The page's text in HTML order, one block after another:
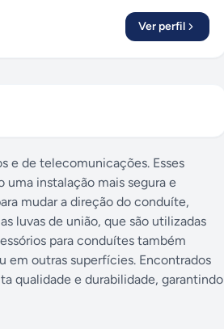
Ver perfil
e de telecomunicações. Esses
uma instalação mais segura e
mudar a direção do conduíte,
luvas de união, que são utilizadas
para conduítes também
em outras superfícies. Encontrados
qualidade e durabilidade, garantindo